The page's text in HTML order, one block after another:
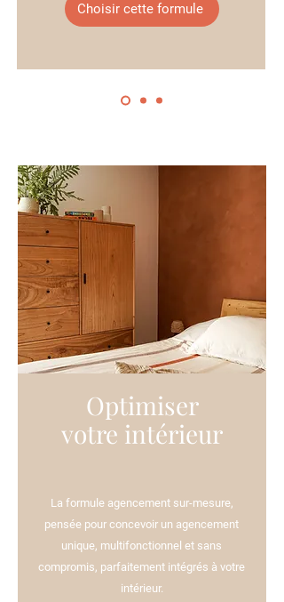
Choisir cette formule
Optimiser
votre intérieur
La formule agencement sur-mesure,
pensée pour concevoir un agencement
unique, multifonctionnel et sans
compromis, parfaitement intégrés à votre
intérieur.